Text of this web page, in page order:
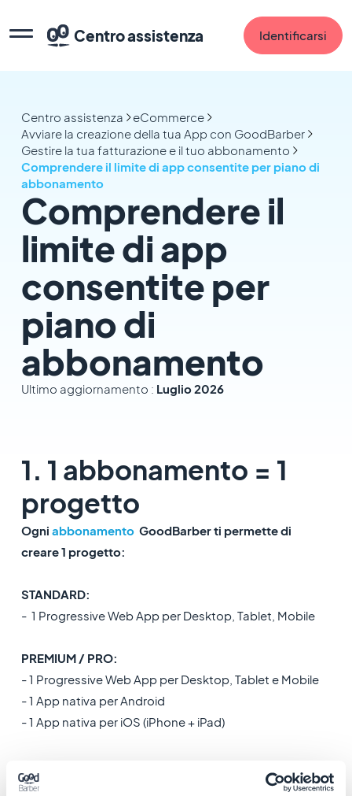
Centro assistenza Identificarsi
Centro assistenza
eCommerce
Avviare la creazione della tua App con GoodBarber
Gestire la tua fatturazione e il tuo abbonamento
Comprendere il limite di app consentite per piano di
abbonamento
Comprendere il
limite di app
consentite per
piano di
abbonamento
Ultimo aggiornamento : Luglio 2026
1. 1 abbonamento = 1
progetto
Ogni abbonamentoGoodBarber ti permette di
creare 1 progetto:
STANDARD:
- 1 Progressive Web App per Desktop, Tablet, Mobile
PREMIUM / PRO:
- 1 Progressive Web App per Desktop, Tablet e Mobile
- 1 App nativa per Android
- 1 App nativa per iOS (iPhone + iPad)
abbonamento mensile sia annuale.